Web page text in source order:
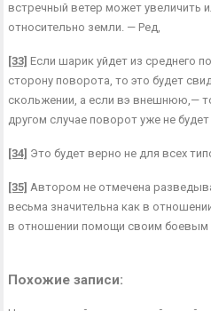
встречный ветер может увеличить
относительно земли. — Ред,
[33] Если шарик уйдет из среднего
сторону поворота, то это будет
скольжении, а если вэ внешнюю,—
другом случае поворот уже не
[34] Это будет верно не для всех
[35] Автором не отмечена
весьма значительна как в
в отношении помощи своим
Похожие записи: